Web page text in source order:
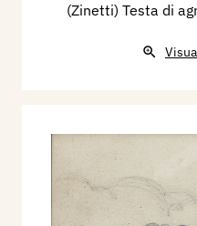
(Zinetti) Testa di